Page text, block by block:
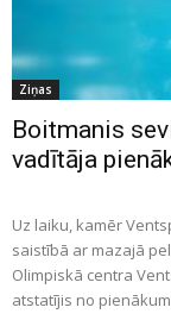
Ziņas
Boitmanis
vadītāja
Uz laiku, kamēr
saistībā ar mazajā
Olimpiskā centra
atstatījis no